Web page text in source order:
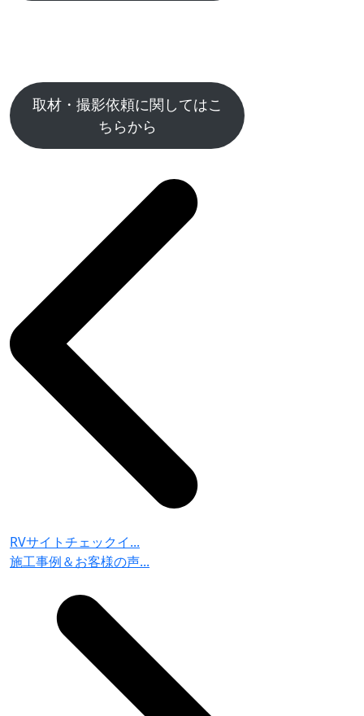
取材・撮影依頼に関してはこ
ちらから
RVサイトチェックイ...
施工事例＆お客様の声...